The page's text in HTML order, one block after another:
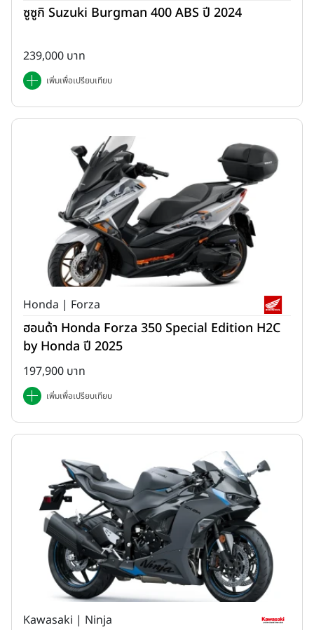
ซูซูกิ Suzuki Burgman 400 ABS ปี 2024
239,000 บาท
เพิ่มเพื่อเปรียบเทียบ
Honda | Forza
ฮอนด้า Honda Forza 350 Special Edition H2C
by Honda ปี 2025
197,900 บาท
เพิ่มเพื่อเปรียบเทียบ
Kawasaki | Ninja